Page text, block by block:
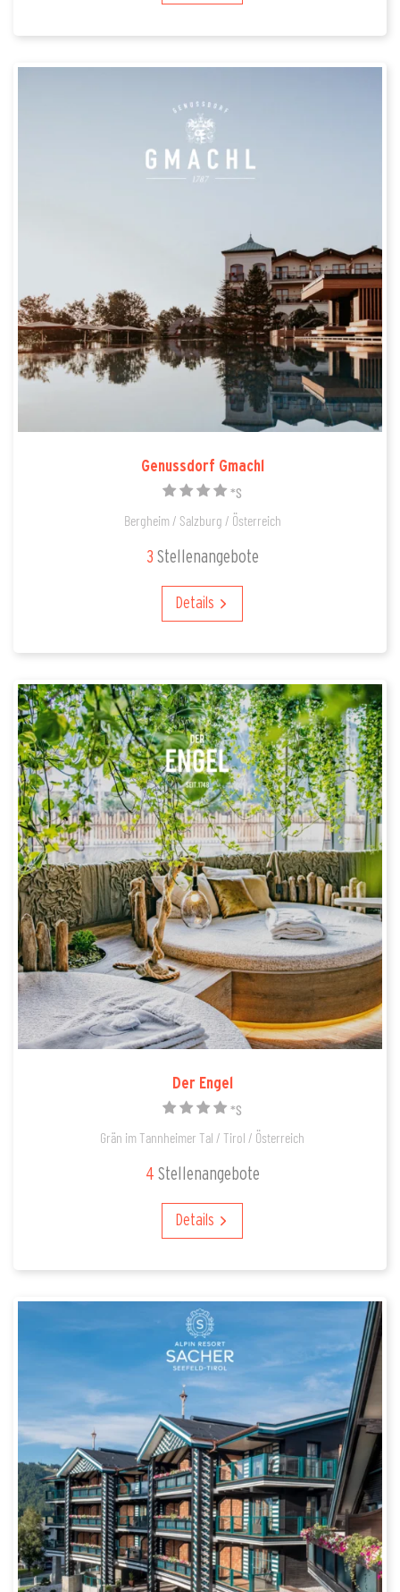
Genussdorf Gmachl
*S
Bergheim / Salzburg / Österreich
3 Stellenangebote
Details
Der Engel
*S
Grän im Tannheimer Tal / Tirol / Österreich
4 Stellenangebote
Details